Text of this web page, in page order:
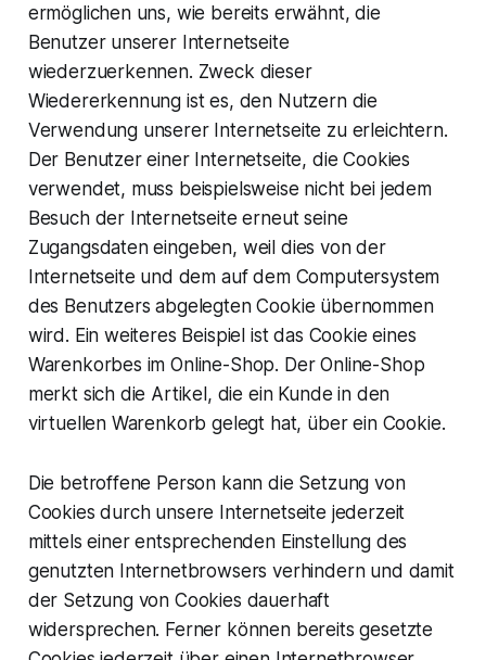
ermöglichen uns, wie bereits erwähnt, die
Benutzer unserer Internetseite
wiederzuerkennen. Zweck dieser
Wiedererkennung ist es, den Nutzern die
Verwendung unserer Internetseite zu erleichtern.
Der Benutzer einer Internetseite, die Cookies
verwendet, muss beispielsweise nicht bei jedem
Besuch der Internetseite erneut seine
Zugangsdaten eingeben, weil dies von der
Internetseite und dem auf dem Computersystem
des Benutzers abgelegten Cookie übernommen
wird. Ein weiteres Beispiel ist das Cookie eines
Warenkorbes im Online-Shop. Der Online-Shop
merkt sich die Artikel, die ein Kunde in den
virtuellen Warenkorb gelegt hat, über ein Cookie.
Die betroffene Person kann die Setzung von
Cookies durch unsere Internetseite jederzeit
mittels einer entsprechenden Einstellung des
genutzten Internetbrowsers verhindern und damit
der Setzung von Cookies dauerhaft
widersprechen. Ferner können bereits gesetzte